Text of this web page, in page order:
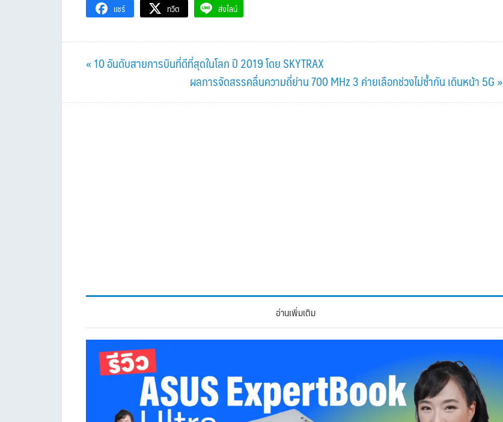
แชร์ ทวีต ส่งไลน์
Previous
« 10 อันดับสายการบินที่ดีที่สุดในโลก ปี 2019 โดย SKYTRAX
Next
Post:
ผลการจัดสรรคลื่นความถี่ย่าน 700 MHz 3 ค่ายเลือกช่วงไม่ซ้ำกัน เดินหน้า 5G »
อ่านเพิ่มเติม